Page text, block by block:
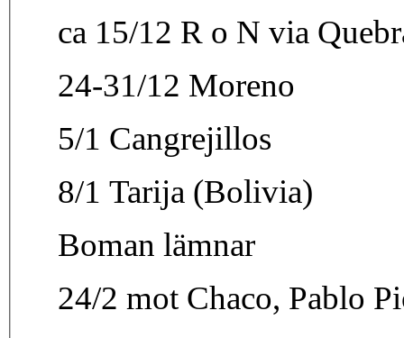
ca 15/12 R o N via
24-31/12 Moreno
5/1 Cangrejillos
8/1 Tarija (Bolivia)
Boman lämnar
24/2 mot Chaco, Pablo